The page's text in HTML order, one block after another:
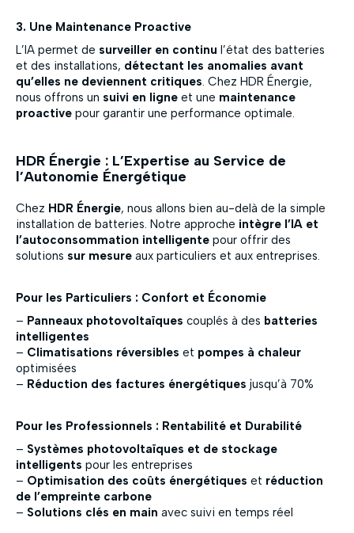
3. Une Maintenance Proactive
L’IA permet de surveiller en continu l’état des batteries
et des installations, détectant les anomalies avant
qu’elles ne deviennent critiques. Chez HDR Énergie,
nous offrons un suivi en ligne et une maintenance
proactive pour garantir une performance optimale.
HDR Énergie : L’Expertise au Service de
l’Autonomie Énergétique
Chez HDR Énergie, nous allons bien au-delà de la simple
installation de batteries. Notre approche intègre l’IA et
l’autoconsommation intelligente pour offrir des
solutions sur mesure aux particuliers et aux entreprises.
Pour les Particuliers : Confort et Économie
– Panneaux photovoltaïques couplés à des batteries
intelligentes
– Climatisations réversibles et pompes à chaleur
optimisées
– Réduction des factures énergétiques jusqu’à 70%
Pour les Professionnels : Rentabilité et Durabilité
– Systèmes photovoltaïques et de stockage
intelligents pour les entreprises
– Optimisation des coûts énergétiques et réduction
de l’empreinte carbone
– Solutions clés en main avec suivi en temps réel